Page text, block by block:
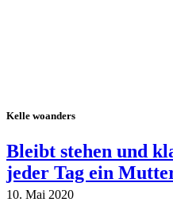
Kelle woanders
Bleibt stehen und
jeder Tag ein
10. Mai 2020